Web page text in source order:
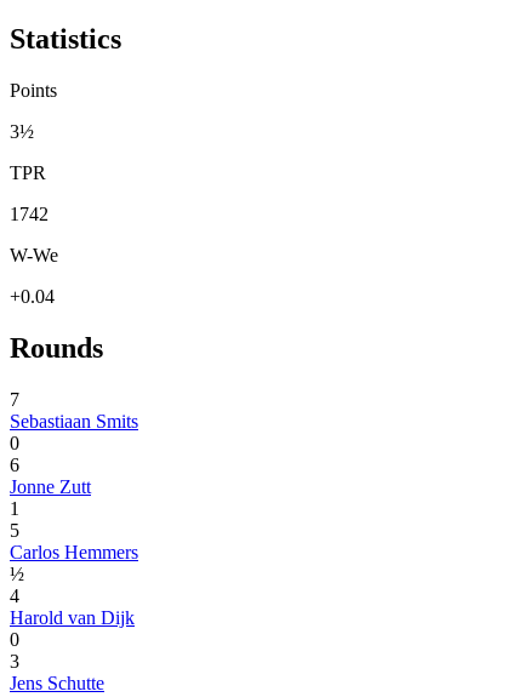
Statistics
Points
3½
TPR
1742
W-We
+0.04
Rounds
7
Sebastiaan Smits
0
6
Jonne Zutt
1
5
Carlos Hemmers
½
4
Harold van Dijk
0
3
Jens Schutte